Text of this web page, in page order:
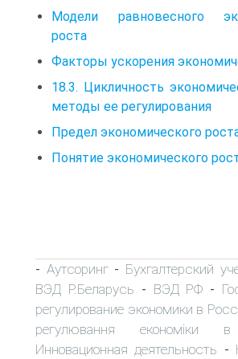
Модели равновесного
роста
Факторы ускорения
18.3. Цикличность
методы ее регулирования
Предел экономического
Понятие экономического
- Аутсоринг- Бухгалтерский
ВЭД Р.Беларусь - ВЭД РФ -
регулирование экономики в
регулювання економіки в
Инновационная деятельность -